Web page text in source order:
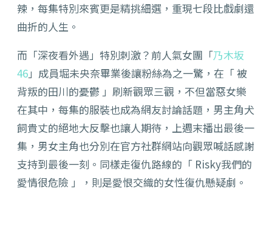
辣，每集特別來賓更是精挑細選，重現七段比戲劇還
曲折的人生。
而「深夜看外遇」特別刺激？前人氣女團「乃木坂
46」成員堀未央奈畢業後讓粉絲為之一驚，在「 被
背叛的田川的憂鬱 」刷新觀眾三觀，不但當惡女樂
在其中，每集的服裝也成為網友討論話題，男主角犬
飼貴丈的絕地大反擊也讓人期待，上週末播出最後一
集，男女主角也分別在官方社群網站向觀眾喊話感謝
支持到最後一刻。同樣走復仇路線的「 Risky我們的
愛情很危險 」，則是愛恨交織的女性復仇懸疑劇。